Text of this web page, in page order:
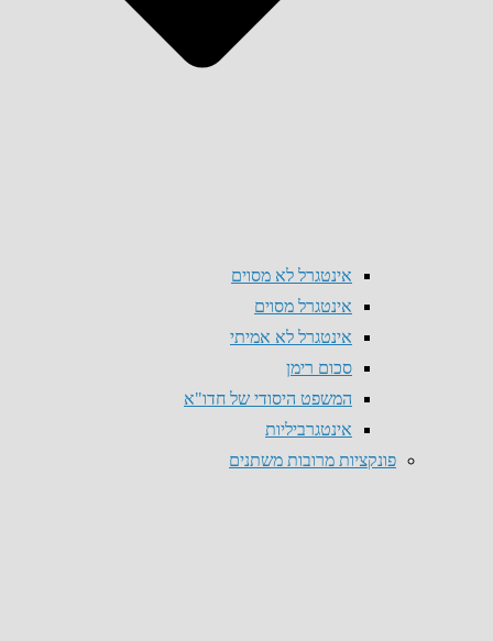
אינטגרל לא מסוים
אינטגרל מסוים
אינטגרל לא אמיתי
סכום רימן
המשפט היסודי של חדו"א
אינטגרביליות
פונקציות מרובות משתנים